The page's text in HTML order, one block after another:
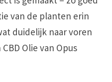
van de planten erin
duidelijk naar voren
Olie van Opus